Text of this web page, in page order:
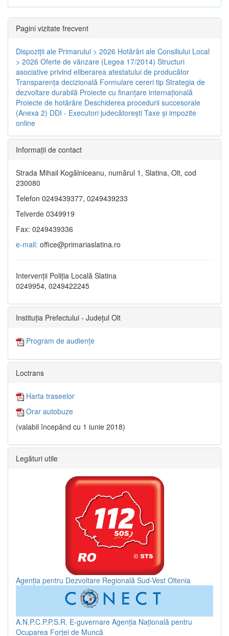
Pagini vizitate frecvent
Dispoziţii ale Primarului > 2026 Hotărâri ale Consiliului Local
> 2026 Oferte de vânzare (Legea 17/2014) Structuri
asociative privind eliberarea atestatului de producător
Transparenţa decizională Formulare cereri tip Strategia de
dezvoltare durabilă Proiecte cu finanţare internaţională
Proiecte de hotărâre Deschiderea procedurii succesorale
(Anexa 2) DDI - Executori judecătorești Taxe şi impozite
online
Informaţii de contact
Strada Mihail Kogălniceanu, numărul 1, Slatina, Olt, cod
230080
Telefon 0249439377, 0249439233
Telverde 0349919
Fax: 0249439336
e-mail: office@primariaslatina.ro
Intervenții Poliția Locală Slatina
0249954, 0249422245
Instituția Prefectului - Județul Olt
Program de audiențe
Loctrans
Harta traseelor
Orar autobuze
(valabil începând cu 1 iunie 2018)
Legături utile
Agenția pentru Dezvoltare Regională Sud-Vest Oltenia
A.N.P.C.P.P.S.R. E-guvernare Agenția Națională pentru
Ocuparea Forței de Muncă